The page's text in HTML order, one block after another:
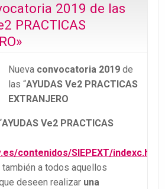
2019 de las
PRACTICAS
Nueva convocatoria 2019 de
las “AYUDAS Ve2 PRACTICAS
EXTRANJERO
AYUDAS Ve2 PRACTICAS
contenidos/SIEPEXT/indexc.html
también a todos aquellos
deseen realizar una